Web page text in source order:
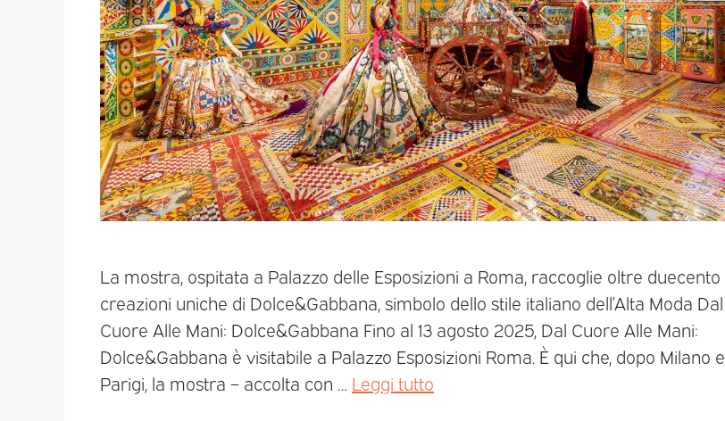
La mostra, ospitata a Palazzo delle Esposizioni a Roma, raccoglie oltre duecento
creazioni uniche di Dolce&Gabbana, simbolo dello stile italiano dell’Alta Moda Dal
Cuore Alle Mani: Dolce&Gabbana Fino al 13 agosto 2025, Dal Cuore Alle Mani:
Dolce&Gabbana è visitabile a Palazzo Esposizioni Roma. È qui che, dopo Milano e
Parigi, la mostra – accolta con … Leggi tutto